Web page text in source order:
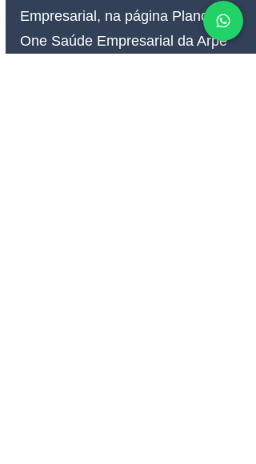
Empresarial, na página Plano Amil
One Saúde Empresarial da Arpe